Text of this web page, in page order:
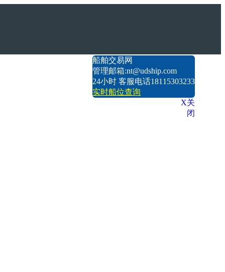
船舶交易网
管理邮箱:nt@udship.com
24小时 客服电话18115303233
实时船位查询
X关
闭